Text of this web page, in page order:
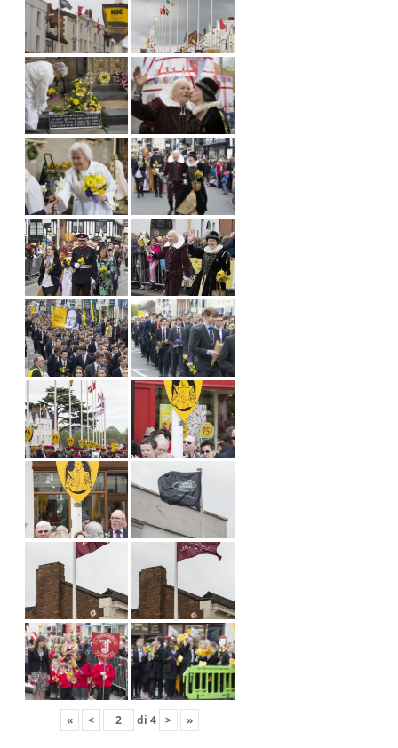
« < di 4 > »